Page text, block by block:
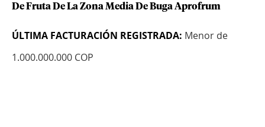
De Fruta De La Zona Media De Buga Aprofrum
ÚLTIMA FACTURACIÓN REGISTRADA: Menor de
1.000.000.000 COP